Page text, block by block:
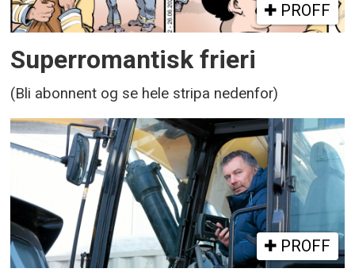
PROFF
Superromantisk frieri
(Bli abonnent og se hele stripa nedenfor)
PROFF